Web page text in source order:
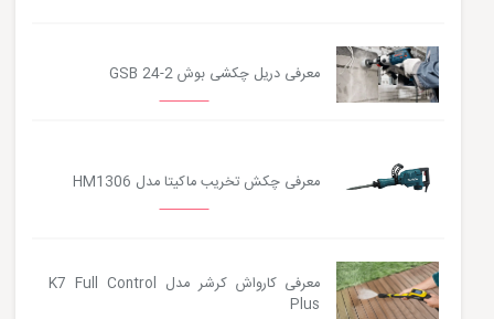
معرفی دریل چکشی بوش GSB 24-2
معرفی چکش تخریب ماکیتا مدل HM1306
معرفی کارواش کرشر مدل K7 Full Control
Plus